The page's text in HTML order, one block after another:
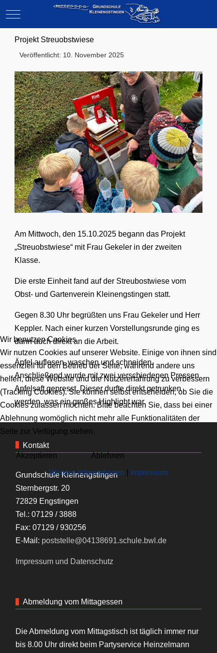
Mobile Menu Toggle
Projekt Streuobstwiese
Veröffentlicht: 10. November 2025
Am Mittwoch, den 15.10.2025 begann das Projekt
„Streuobstwiese“ mit Frau Gekeler in der zweiten
Klasse.
Die erste Einheit fand auf der Streubostwiese vom
Obst- und Gartenverein Kleinengstingen statt.
Gegen 8.30 Uhr begrüßten uns Frau Gekeler und Herr
Keppler. Nach einer kurzen Vorstellungsrunde ging es
dann auch direkt an die Arbeit.
Äpfel auflesen, waschen und schneiden.
Anschließend wurde mit zwei verschiedenen Pressen
Apfelsaft gepresst. Dieser durfte direkt getrunken
werden, was ein großes Highlight war.
Kontakt
Grundschule Kleinengstingen
Sternbergstr. 20
72829 Engstingen
Tel.: 07129 / 3888
Fax: 07129 / 930256
E-Mail: poststelle@04138691.schule.bwl.de
Impressum und Datenschutz
Abmeldung vom Mittagessen
Die Abmeldung vom Mittagstisch ist täglich immer nur
bis 8.00 Uhr direkt beim Partyservice Heinzelmann
Wir benutzen Cookies
Wir nutzen Cookies auf unserer Website. Einige von ihnen sind
essenziell für den Betrieb der Seite, während andere uns
helfen, diese Website und die Nutzererfahrung zu verbessern
(Tracking Cookies). Sie können selbst entscheiden, ob Sie die
Cookies zulassen möchten. Bitte beachten Sie, dass bei einer
Ablehnung womöglich nicht mehr alle Funktionalitäten der
Seite zur Verfügung stehen.
Akzeptieren Ablehnen
Weitere Informationen Impressum